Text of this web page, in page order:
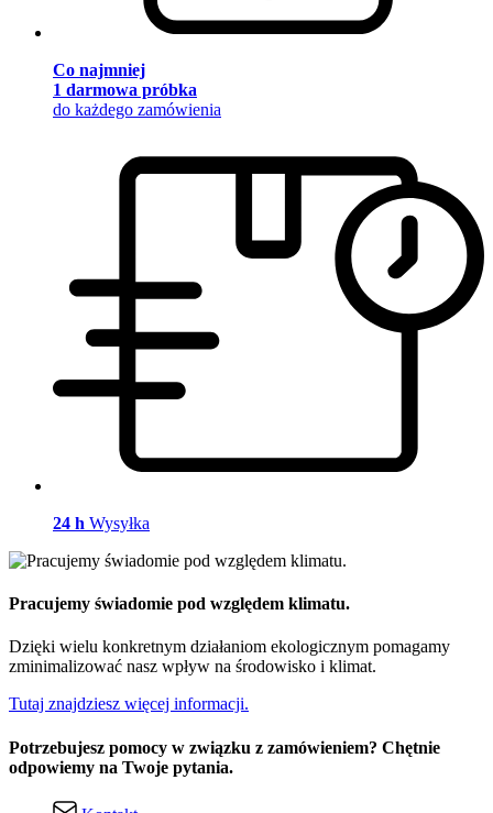
Co najmniej
1 darmowa próbka
do każdego zamówienia
24 h Wysyłka
Pracujemy świadomie pod względem klimatu.
Dzięki wielu konkretnym działaniom ekologicznym pomagamy
zminimalizować nasz wpływ na środowisko i klimat.
Tutaj znajdziesz więcej informacji.
Potrzebujesz pomocy w związku z zamówieniem? Chętnie
odpowiemy na Twoje pytania.